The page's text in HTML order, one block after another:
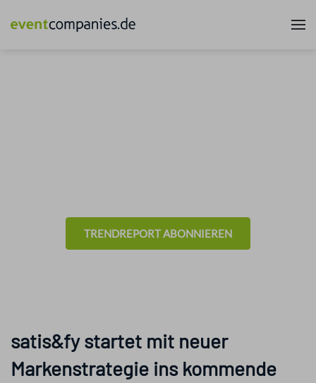
TRENDREPORT ABONNIEREN
satis&fy startet mit neuer
Markenstrategie ins kommende